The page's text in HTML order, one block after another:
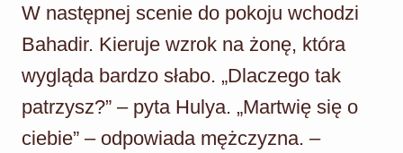
W następnej scenie do pokoju wchodzi
Bahadir. Kieruje wzrok na żonę, która
wygląda bardzo słabo. „Dlaczego tak
patrzysz?” – pyta Hulya. „Martwię się o
ciebie” – odpowiada mężczyzna. –